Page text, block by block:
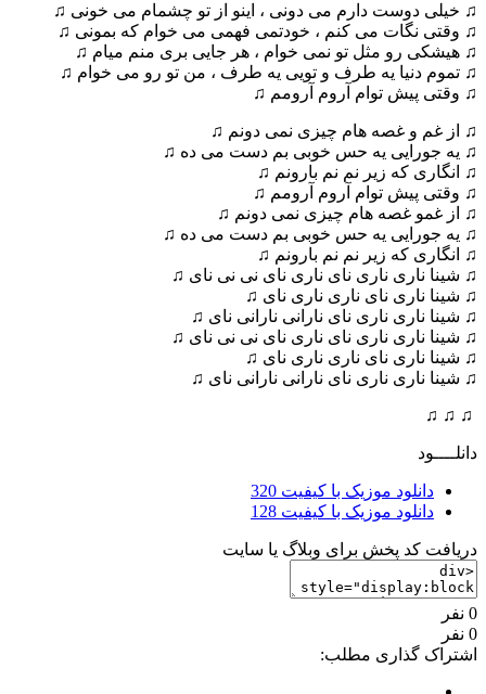
♫ خیلی دوست دارم می دونی ، اینو از تو چشمام می خونی ♫
♫ وقتی نگات می کنم ، خودتمی فهمی می خوام که بمونی ♫
♫ هیشکی رو مثل تو نمی خوام ، هر جایی بری منم میام ♫
♫ تموم دنیا یه طرف و تویی یه طرف ، من تو رو می خوام ♫
♫ وقتی پیش توام آروم آرومم ♫
♫ از غم و غصه هام چیزی نمی دونم ♫
♫ یه جورایی یه حس خوبی بم دست می ده ♫
♫ انگاری که زیر نم نم بارونم ♫
♫ وقتی پیش توام آروم آرومم ♫
♫ از غمو غصه هام چیزی نمی دونم ♫
♫ یه جورایی یه حس خوبی بم دست می ده ♫
♫ انگاری که زیر نم نم بارونم ♫
♫ شینا ناری ناری نای ناری نای نی نی نای ♫
♫ شینا ناری نای ناری ناری نای ♫
♫ شینا ناری ناری نای نارانی نارانی نای ♫
♫ شینا ناری ناری نای ناری نای نی نی نای ♫
♫ شینا ناری نای ناری ناری نای ♫
♫ شینا ناری ناری نای نارانی نارانی نای ♫
♫ ♫ ♫
دانلــــود
دانلود موزیک با کیفیت 320
دانلود موزیک با کیفیت 128
دریافت کد پخش برای وبلاگ یا سایت
0 نفر
0 نفر
اشتراک گذاری مطلب: